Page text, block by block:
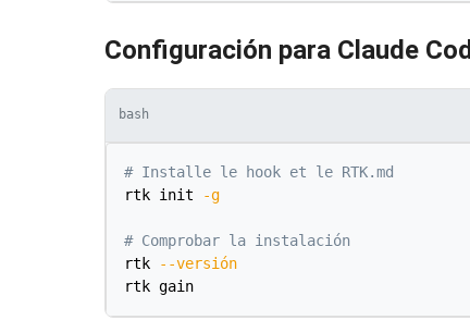
Configuración para Claude
bash
# Installe le hook et le RTK.md
rtk init
-g
# Comprobar la instalación
rtk
--versión